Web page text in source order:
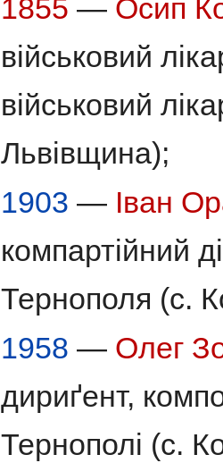
1855 — Осип
військовий
військовий
Львівщина);
1903 — Іван
компартійний
Тернополя (с.
1958 — Олег
дириґент,
Тернополі (с.